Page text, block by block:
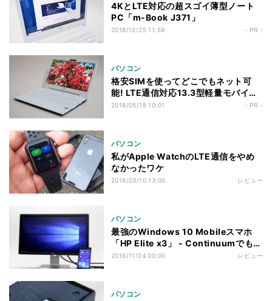
4KとLTE対応の超スゴイ薄型ノート
PC「m-Book J371」
2018/12/25 11:59 - PR -
パソコン
格安SIMを使ってどこでもネット可
能! LTE通信対応13.3型軽量モバイル
ノート「m-Book J350SN-S2-
2018/05/18 10:01 - PR -
パソコン
私がApple WatchのLTE通信をやめ
なかったワケ
2018/03/10 13:00 レビュー
パソコン
最強のWindows 10 Mobileスマホ
「HP Elite x3」 - Continuumでも
32bit/64bitのWindowsアプリが使
2016/11/24 00:00 レビュー
パソコン